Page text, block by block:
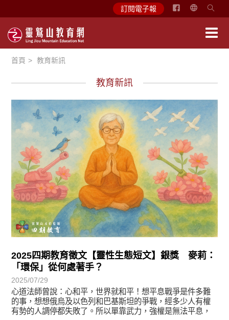
訂閱電子報
简
首頁 教育新訊
教育新訊
2025四期教育徵文【靈性生態短文】銀獎 麥莉：
「環保」從何處著手？
2025/07/29
心道法師曾說：心和平，世界就和平！想平息戰爭是件多難
的事，想想俄烏及以色列和巴基斯坦的爭戰，經多少人有權
有勢的人調停都失敗了。所以單靠武力，強權是無法平息，